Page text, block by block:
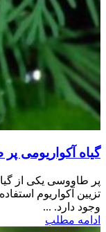
گیاه آکواریومی
پر طاووسی یکی از
تزیین آکواریوم
وجود دارد. ...
ادامه مطلب